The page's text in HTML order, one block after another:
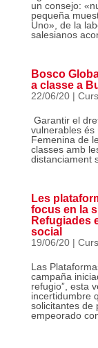
un consejo:
pequeña
Uno», de la
salesianos
Bosco
a classe a
22/06/20|
Garantir el
vulnerables és
Femenina de
classes amb
distanciament
Les
focus en la
Refugiades
social
19/06/20|
Las
campaña
refugio”, esta
incertidumbre
solicitantes de
empeorado